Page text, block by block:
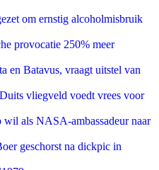
om ernstig alcoholmisbruik
provocatie 250% meer
en Batavus, vraagt uitstel van
vliegveld voedt vrees voor
als NASA-ambassadeur naar
geschorst na dickpic in